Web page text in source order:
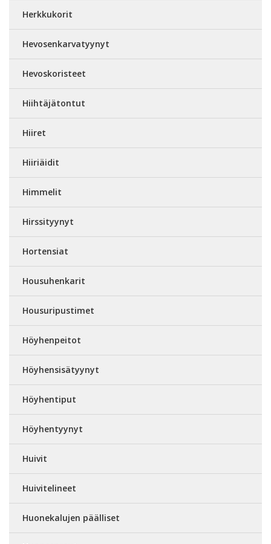
Herkkukorit
Hevosenkarvatyynyt
Hevoskoristeet
Hiihtäjätontut
Hiiret
Hiiriäidit
Himmelit
Hirssityynyt
Hortensiat
Housuhenkarit
Housuripustimet
Höyhenpeitot
Höyhensisätyynyt
Höyhentiput
Höyhentyynyt
Huivit
Huivitelineet
Huonekalujen päälliset